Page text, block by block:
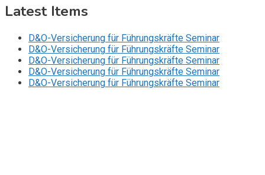
Latest Items
D&O-Versicherung für Führungskräfte Seminar
D&O-Versicherung für Führungskräfte Seminar
D&O-Versicherung für Führungskräfte Seminar
D&O-Versicherung für Führungskräfte Seminar
D&O-Versicherung für Führungskräfte Seminar